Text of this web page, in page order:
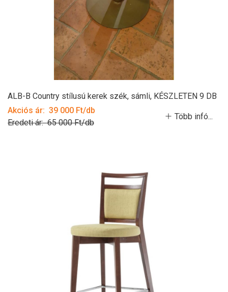
ALB-B Country stílusú kerek szék, sámli, KÉSZLETEN 9 DB
Akciós ár: 39 000 Ft/db
Eredeti ár: 65 000 Ft/db
Több infó...